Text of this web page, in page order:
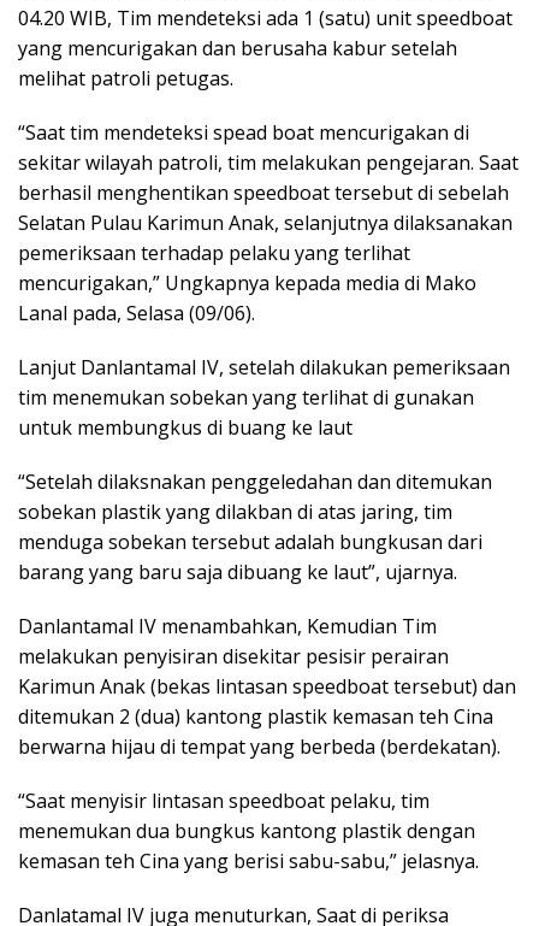
04.20 WIB, Tim mendeteksi ada 1 (satu) unit speedboat
yang mencurigakan dan berusaha kabur setelah
melihat patroli petugas.
“Saat tim mendeteksi spead boat mencurigakan di
sekitar wilayah patroli, tim melakukan pengejaran. Saat
berhasil menghentikan speedboat tersebut di sebelah
Selatan Pulau Karimun Anak, selanjutnya dilaksanakan
pemeriksaan terhadap pelaku yang terlihat
mencurigakan,” Ungkapnya kepada media di Mako
Lanal pada, Selasa (09/06).
Lanjut Danlantamal IV, setelah dilakukan pemeriksaan
tim menemukan sobekan yang terlihat di gunakan
untuk membungkus di buang ke laut
“Setelah dilaksnakan penggeledahan dan ditemukan
sobekan plastik yang dilakban di atas jaring, tim
menduga sobekan tersebut adalah bungkusan dari
barang yang baru saja dibuang ke laut”, ujarnya.
Danlantamal IV menambahkan, Kemudian Tim
melakukan penyisiran disekitar pesisir perairan
Karimun Anak (bekas lintasan speedboat tersebut) dan
ditemukan 2 (dua) kantong plastik kemasan teh Cina
berwarna hijau di tempat yang berbeda (berdekatan).
“Saat menyisir lintasan speedboat pelaku, tim
menemukan dua bungkus kantong plastik dengan
kemasan teh Cina yang berisi sabu-sabu,” jelasnya.
Danlatamal IV juga menuturkan, Saat di periksa